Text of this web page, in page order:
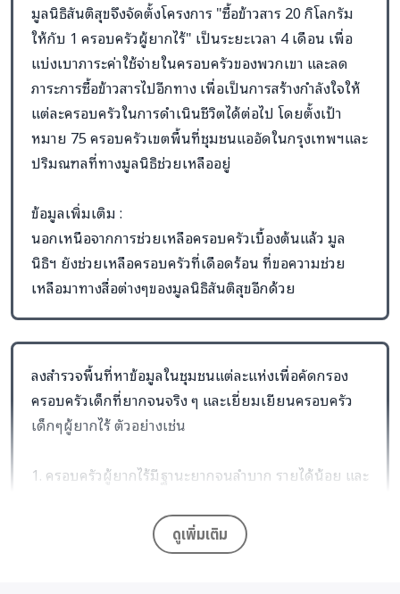
มูลนิธิสันติสุขจึงจัดตั้งโครงการ "ซื้อข้าวสาร 20 กิโลกรัม
ให้กับ 1 ครอบครัวผู้ยากไร้" เป็นระยะเวลา 4 เดือน เพื่อ
แบ่งเบาภาระค่าใช้จ่ายในครอบครัวของพวกเขา และลด
ภาระการซื้อข้าวสารไปอีกทาง เพื่อเป็นการสร้างกำลังใจให้
แต่ละครอบครัวในการดำเนินชีวิตได้ต่อไป โดยตั้งเป้า
หมาย 75 ครอบครัวเขตพื้นที่ชุมชนแออัดในกรุงเทพฯและ
ปริมณฑลที่ทางมูลนิธิช่วยเหลืออยู่
ข้อมูลเพิ่มเติม :
นอกเหนือจากการช่วยเหลือครอบครัวเบื้องต้นแล้ว มูล
นิธิฯ ยังช่วยเหลือครอบครัวที่เดือดร้อน ที่ขอความช่วย
เหลือมาทางสื่อต่างๆของมูลนิธิสันติสุขอีกด้วย
ลงสำรวจพื้นที่หาข้อมูลในชุมชนแต่ละแห่งเพื่อคัดกรอง
ครอบครัวเด็กที่ยากจนจริง ๆ และเยี่ยมเยียนครอบครัว
เด็กๆผู้ยากไร้ ตัวอย่างเช่น
1. ครอบครัวผู้ยากไร้มีฐานะยากจนลำบาก รายได้น้อย และ
2. เด็กถูกทอดทิ้งไว้กับคนชรา หรืออาศัยอยู่กับญาติหรือผู้
ดูเพิ่มเติม